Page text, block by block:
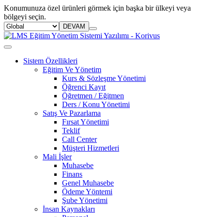
Konumunuza özel ürünleri görmek için başka bir ülkeyi veya
bölgeyi seçin.
DEVAM
Sistem Özellikleri
Eğitim Ve Yönetim
Kurs & Sözleşme Yönetimi
Öğrenci Kayıt
Öğretmen / Eğitmen
Ders / Konu Yönetimi
Satış Ve Pazarlama
Fırsat Yönetimi
Teklif
Call Center
Müşteri Hizmetleri
Mali İşler
Muhasebe
Finans
Genel Muhasebe
Ödeme Yöntemi
Şube Yönetimi
İnsan Kaynakları